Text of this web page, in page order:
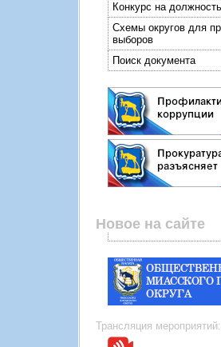
Конкурс на
Схемы округов для
выборов
Поиск документа
Новое на сайте
Трансляция мероприятий: